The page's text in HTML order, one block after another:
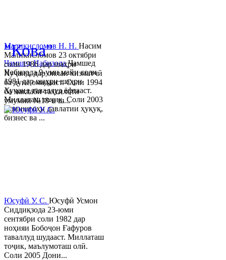
Ҷамшед НабизодаҶамшед
Набизода 9-уми майи соли
1981 дар шаҳри шаҳри
Хуҷанд таваллуд ёфтааст.
Миллаташ тоҷик. Соли 2003
Донишгоҳи давлатии ҳуқуқ,
бизнес ва ...
Маликисломов Н. Н. Насим
Маликисломов 23 октябри
соли 1986 дар шаҳри
Хуҷанд, дар оилаи хизматчӣ
ба дунё омадааст. Соли 1994
ба мактаби таҳсилоти
умумии №18-и ш...
Юсуфӣ У. C. Юсуфӣ Усмон
Сиддиқзода 23-юми
сентябри соли 1982 дар
ноҳияи Бобоҷон Ғафуров
таваллуд шудааст. Миллаташ
тоҷик, маълумоташ олӣ.
Соли 2005 Дони...
"Кова"